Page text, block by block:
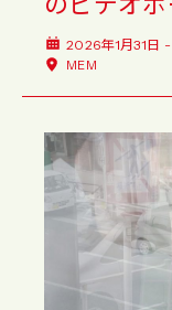
2026年1月31日
MEM